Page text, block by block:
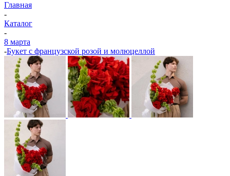
Главная
-
Каталог
-
8 марта
-Букет с французской розой и молюцеллой